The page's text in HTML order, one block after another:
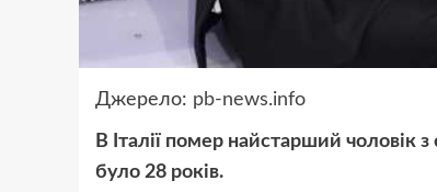
Джерело: pb-news.info
В Італії помер найстарший чоловік
було 28 років.